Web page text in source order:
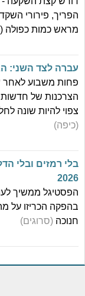
הפריך, פירורי
מראש כמות כפולה
עברה לצד השני:
פחות משבוע לאחר
צפוי להיות שונה
(כיפה)
בלי רמזים ובלי
2026
הפסטיגל ממשיך
בהפקה הכריזו על
חנוכה (סרוגים)